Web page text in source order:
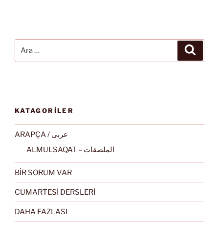
KATAGORİLER
ARAPÇA / عربى
ALMULSAQAT – الملصقات
BİR SORUM VAR
CUMARTESİ DERSLERİ
DAHA FAZLASI